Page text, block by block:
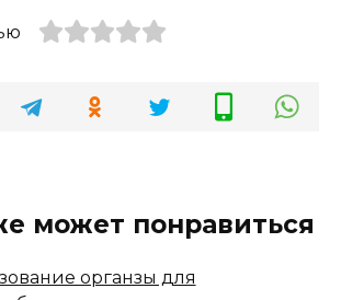
может понравиться